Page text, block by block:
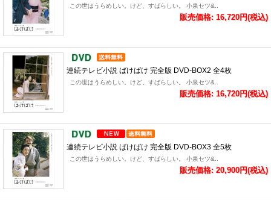
この世はうらめしい。けど、すばらしい。 小泉セツ&..
販売価格: 16,720円(税込)
連続テレビ小説 ばけばけ 完全版 DVD-BOX2 全4枚
この世はうらめしい。けど、すばらしい。 小泉セツ&..
販売価格: 16,720円(税込)
連続テレビ小説 ばけばけ 完全版 DVD-BOX3 全5枚
この世はうらめしい。けど、すばらしい。 小泉セツ&..
販売価格: 20,900円(税込)